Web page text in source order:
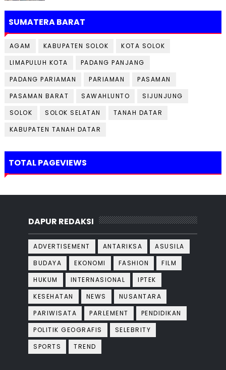
SUMATERA BARAT
AGAM KABUPATEN SOLOK
KOTA SOLOK
LIMAPULUH KOTA
PADANG PANJANG
PADANG PARIAMAN
PARIAMAN
PASAMAN
PASAMAN BARAT
SAWAHLUNTO
SIJUNJUNG
SOLOK
SOLOK SELATAN
TANAH DATAR
KABUPATEN TANAH DATAR
TOTAL PAGEVIEWS
DAPUR REDAKSI
ADVERTISEMENT ANTARIKSA
ASUSILA
BUDAYA
EKONOMI FASHION
FILM
HUKUM
INTERNASIONAL
IPTEK
KESEHATAN
NEWS
NUSANTARA
PARIWISATA
PARLEMENT
PENDIDIKAN
POLITIK GEOGRAFIS
SELEBRITY
SPORTS
TREND